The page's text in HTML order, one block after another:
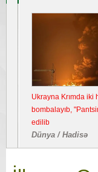
Ukrayna Krımda iki
bombalayıb, "Pantsir"
edilib
Dünya / Hadisə